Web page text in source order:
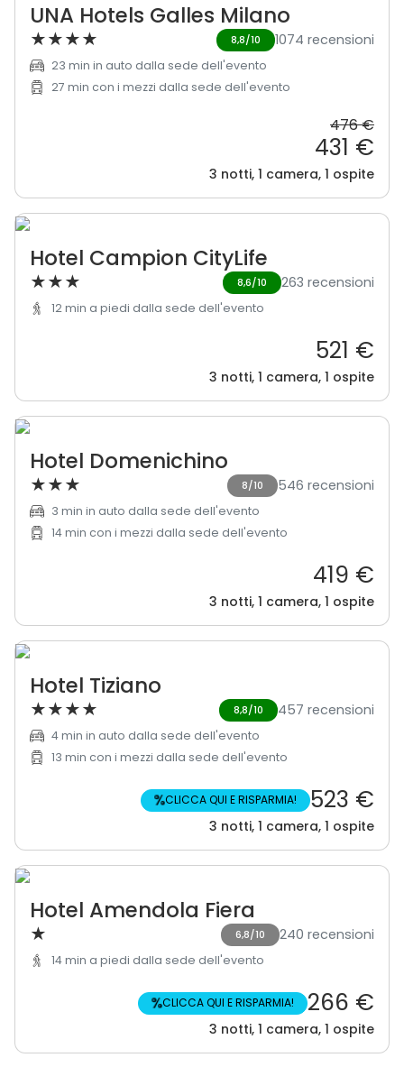
UNA Hotels Galles Milano
★★★★ 8,8/10 1074 recensioni
23 min in auto dalla sede dell'evento
27 min con i mezzi dalla sede dell'evento
476 €
431 €
3 notti, 1 camera, 1 ospite
Hotel Campion CityLife
★★★ 8,6/10 263 recensioni
12 min a piedi dalla sede dell'evento
521 €
3 notti, 1 camera, 1 ospite
Hotel Domenichino
★★★ 8/10 546 recensioni
3 min in auto dalla sede dell'evento
14 min con i mezzi dalla sede dell'evento
419 €
3 notti, 1 camera, 1 ospite
Hotel Tiziano
★★★★ 8,8/10 457 recensioni
4 min in auto dalla sede dell'evento
13 min con i mezzi dalla sede dell'evento
%CLICCA QUI E RISPARMIA! 523 €
3 notti, 1 camera, 1 ospite
Hotel Amendola Fiera
★ 6,8/10 240 recensioni
14 min a piedi dalla sede dell'evento
%CLICCA QUI E RISPARMIA! 266 €
3 notti, 1 camera, 1 ospite